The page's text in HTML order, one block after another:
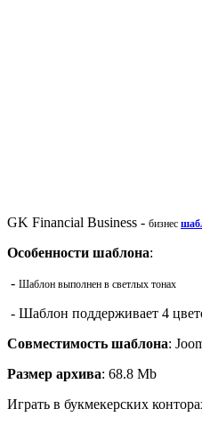
GK Financial Business - бизнес
Особенности шаблона:
- Шаблон выполнен в светлых тонах
- Шаблон поддерживает 4
Совместимость шаблона:
Размер архива: 68.8 Mb
Играть в букмекерских